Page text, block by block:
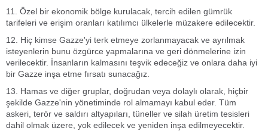
11. Özel bir ekonomik bölge kurulacak, tercih edilen gümrük
tarifeleri ve erişim oranları katılımcı ülkelerle müzakere edilecektir.
12. Hiç kimse Gazze'yi terk etmeye zorlanmayacak ve ayrılmak
isteyenlerin bunu özgürce yapmalarına ve geri dönmelerine izin
verilecektir. İnsanların kalmasını teşvik edeceğiz ve onlara daha iyi
bir Gazze inşa etme fırsatı sunacağız.
13. Hamas ve diğer gruplar, doğrudan veya dolaylı olarak, hiçbir
şekilde Gazze'nin yönetiminde rol almamayı kabul eder. Tüm
askeri, terör ve saldırı altyapıları, tüneller ve silah üretim tesisleri
dahil olmak üzere, yok edilecek ve yeniden inşa edilmeyecektir.